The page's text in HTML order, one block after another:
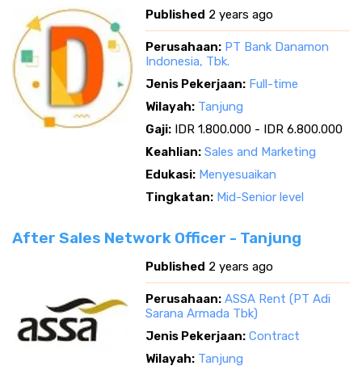
Published 2 years ago
Perusahaan: PT Bank Danamon
Indonesia, Tbk.
Jenis Pekerjaan: Full-time
Wilayah: Tanjung
Gaji: IDR 1.800.000 - IDR 6.800.000
Keahlian: Sales and Marketing
Edukasi: Menyesuaikan
Tingkatan: Mid-Senior level
After Sales Network Officer - Tanjung
Published 2 years ago
Perusahaan: ASSA Rent (PT Adi
Sarana Armada Tbk)
Jenis Pekerjaan: Contract
Wilayah: Tanjung